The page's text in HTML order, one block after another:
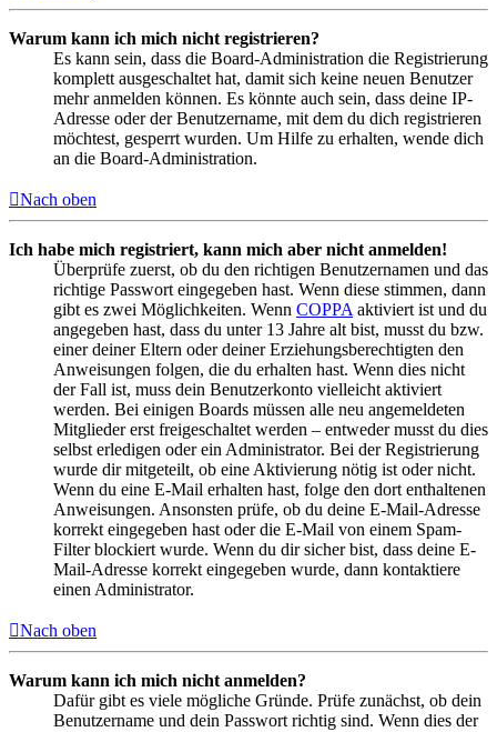
Warum kann ich mich nicht registrieren?
Es kann sein, dass die Board-Administration die Registrierung
komplett ausgeschaltet hat, damit sich keine neuen Benutzer
mehr anmelden können. Es könnte auch sein, dass deine IP-
Adresse oder der Benutzername, mit dem du dich registrieren
möchtest, gesperrt wurden. Um Hilfe zu erhalten, wende dich
an die Board-Administration.
Nach oben
Ich habe mich registriert, kann mich aber nicht anmelden!
Überprüfe zuerst, ob du den richtigen Benutzernamen und das
richtige Passwort eingegeben hast. Wenn diese stimmen, dann
gibt es zwei Möglichkeiten. Wenn COPPA aktiviert ist und du
angegeben hast, dass du unter 13 Jahre alt bist, musst du bzw.
einer deiner Eltern oder deiner Erziehungsberechtigten den
Anweisungen folgen, die du erhalten hast. Wenn dies nicht
der Fall ist, muss dein Benutzerkonto vielleicht aktiviert
werden. Bei einigen Boards müssen alle neu angemeldeten
Mitglieder erst freigeschaltet werden – entweder musst du dies
selbst erledigen oder ein Administrator. Bei der Registrierung
wurde dir mitgeteilt, ob eine Aktivierung nötig ist oder nicht.
Wenn du eine E-Mail erhalten hast, folge den dort enthaltenen
Anweisungen. Ansonsten prüfe, ob du deine E-Mail-Adresse
korrekt eingegeben hast oder die E-Mail von einem Spam-
Filter blockiert wurde. Wenn du dir sicher bist, dass deine E-
Mail-Adresse korrekt eingegeben wurde, dann kontaktiere
einen Administrator.
Nach oben
Warum kann ich mich nicht anmelden?
Dafür gibt es viele mögliche Gründe. Prüfe zunächst, ob dein
Benutzername und dein Passwort richtig sind. Wenn dies der